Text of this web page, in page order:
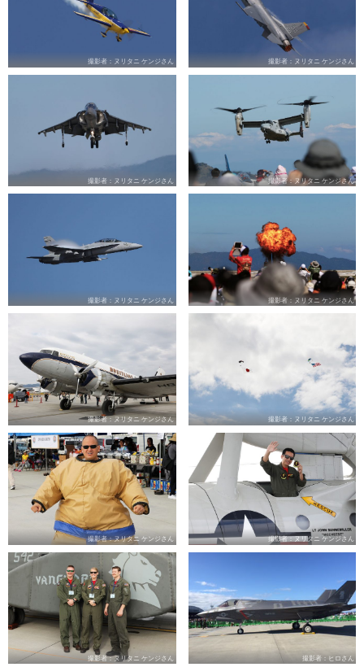
撮影者：ヌリタニ ケンジさん 撮影者：ヌリタニ ケンジさん
撮影者：ヌリタニ ケンジさん 撮影者：ヌリタニ ケンジさん
撮影者：ヌリタニ ケンジさん 撮影者：ヌリタニ ケンジさん
撮影者：ヌリタニ ケンジさん 撮影者：ヌリタニ ケンジさん
撮影者：ヌリタニ ケンジさん 撮影者：ヌリタニ ケンジさん
撮影者：ヌリタニ ケンジさん 撮影者：ヒロさん